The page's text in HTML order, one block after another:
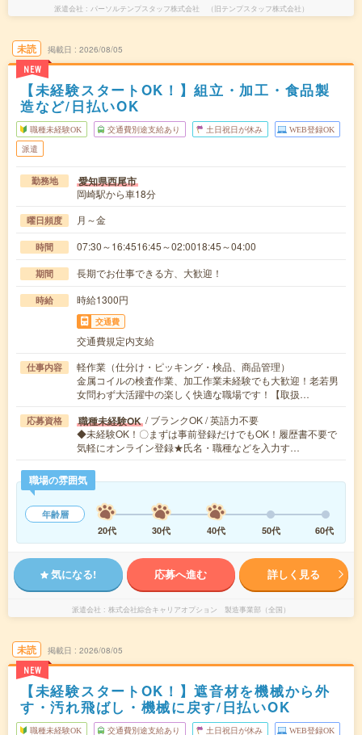
派遣会社 パーソルテンプスタッフ株式会社 （旧テンプスタッフ株式会社）
未読
NEW
掲載日 2026/08/05
【未経験スタートOK！】組立・加工・食品製
造など/日払いOK
職種未経験OK 交通費別途支給あり 土日祝日が休み WEB登録OK
派遣
勤務地 愛知県西尾市
岡崎駅から車18分
曜日頻度 月～金
時間 07:30～16:4516:45～02:0018:45～04:00
期間 長期でお仕事できる方、大歓迎！
時給 時給1300円
交通費
交通費規定内支給
仕事内容
軽作業（仕分け・ピッキング・検品、商品管理）
金属コイルの検査作業、加工作業未経験でも大歓迎！老若男
女問わず大活躍中の楽しく快適な職場です！【取扱…
応募資格 職種未経験OK / ブランクOK / 英語力不要
◆未経験OK！〇まずは事前登録だけでもOK！履歴書不要で
気軽にオンライン登録★氏名・職種などを入力す…
職場の雰囲気
年齢層
20代
30代 40代 50代 60代
気になる! 応募へ進む 詳しく見る
派遣会社 株式会社綜合キャリアオプション 製造事業部（全国）
未読
NEW
掲載日 2026/08/05
【未経験スタートOK！】遮音材を機械から外
す・汚れ飛ばし・機械に戻す/日払いOK
職種未経験OK 交通費別途支給あり 土日祝日が休み WEB登録OK